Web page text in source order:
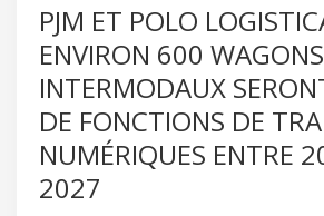
PJM ET POLO
ENVIRON 600 WAGONS
INTERMODAUX
DE FONCTIONS DE
NUMÉRIQUES ENTRE
2027